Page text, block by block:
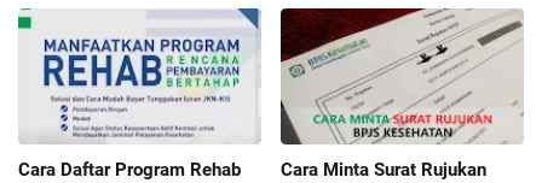
Cara Daftar Program Rehab
Cara Minta Surat Rujukan